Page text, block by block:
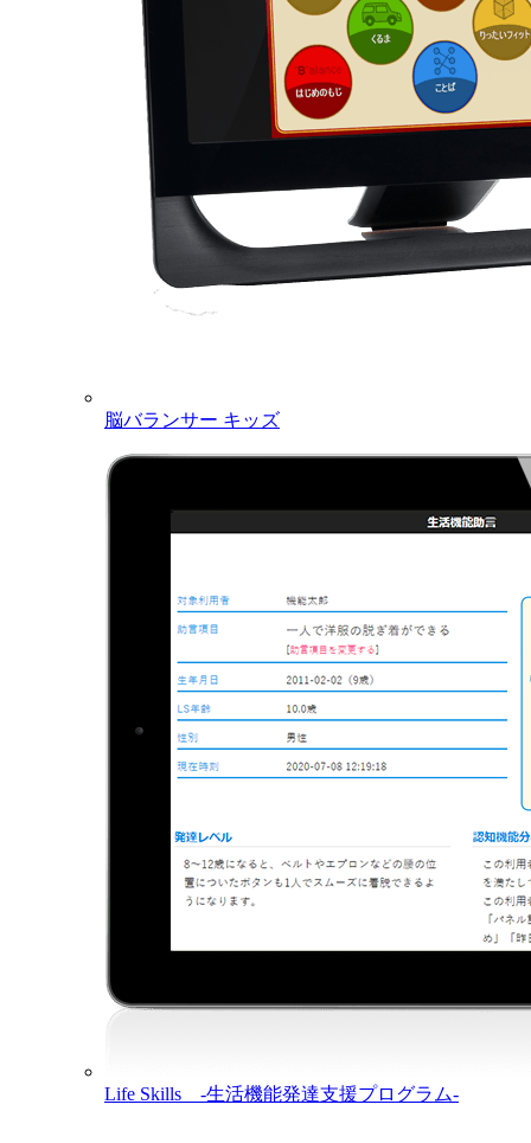
脳バランサー キッズ
Life Skills -生活機能発達支援プログラム-